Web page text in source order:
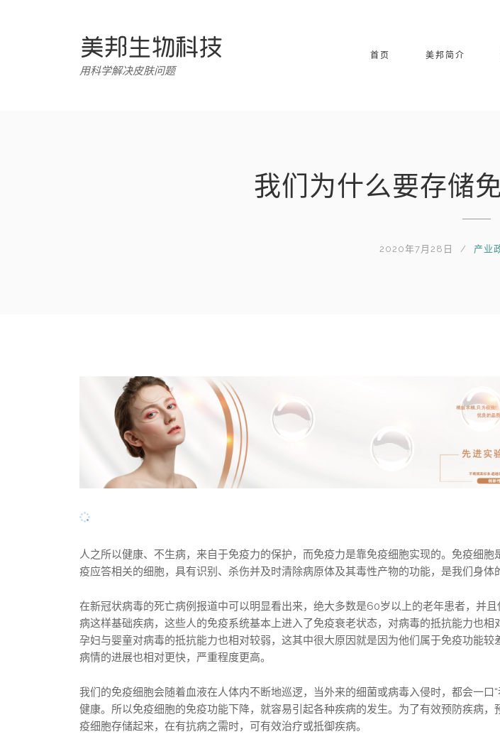
用科学解决皮肤问题
首页 美邦简介
我们为什么要存储
2020年7月28日 产业
人之所以健康、不生病，来自于免疫力的保护，而免疫力是靠免疫细胞实现的。免疫细胞
疫应答相关的细胞，具有识别、杀伤并及时清除病原体及其毒性产物的功能，是我们身体
在新冠状病毒的死亡病例报道中可以明显看出来，绝大多数是60岁以上的老年患者，并
病这样基础疾病，这些人的免疫系统基本上进入了免疫衰老状态，对病毒的抵抗能力也相
孕妇与婴童对病毒的抵抗能力也相对较弱，这其中很大原因就是因为他们属于免疫功能较
病情的进展也相对更快，严重程度更高。
我们的免疫细胞会随着血液在人体内不断地巡逻，当外来的细菌或病毒入侵时，都会一口
健康。所以免疫细胞的免疫功能下降，就容易引起各种疾病的发生。为了有效预防疾病，
疫细胞存储起来，在有抗病之需时，可有效治疗或抵御疾病。